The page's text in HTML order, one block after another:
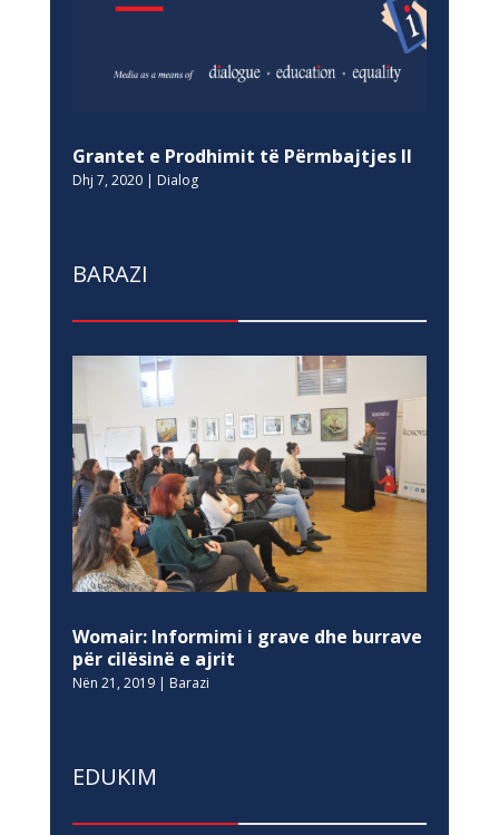
Grantet e Prodhimit të Përmbajtjes II
Dhj 7, 2020| Dialog
BARAZI
Womair: Informimi i grave dhe burrave
për cilësinë e ajrit
Nën 21, 2019| Barazi
EDUKIM